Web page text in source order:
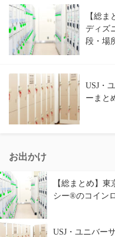
【総
ディズ
段・場
USJ・
ーまと
お出かけ
【総まとめ】
シー®のコイン
USJ・ユニバー